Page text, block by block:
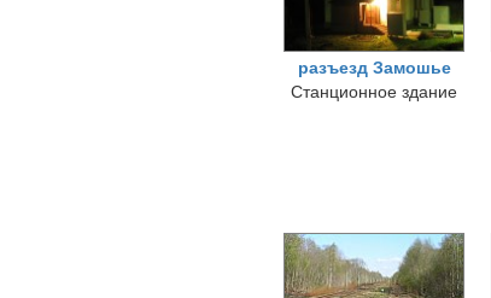
разъезд Замошье
Станционное здание